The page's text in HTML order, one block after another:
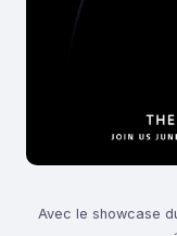
Avec le showcase